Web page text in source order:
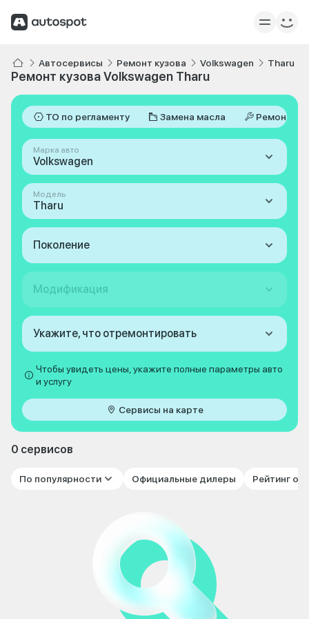
Автосервисы Ремонт кузова Volkswagen Tharu
Ремонт кузова Volkswagen Tharu
ТО по регламенту Замена масла Ремонт
Марка авто
Volkswagen
Модель
Tharu
Поколение
Модификация
Укажите, что отремонтировать
Чтобы увидеть цены, укажите полные параметры авто
и услугу
Сервисы на карте
0 сервисов
По популярности Официальные дилеры Рейтинг